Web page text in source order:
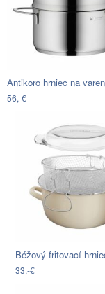
56,-€
33,-€